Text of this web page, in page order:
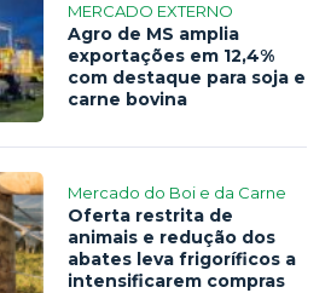
MERCADO EXTERNO
Agro de MS amplia
exportações em 12,4%
com destaque para soja e
carne bovina
Mercado do Boi e da Carne
Oferta restrita de
animais e redução dos
abates leva frigoríficos a
intensificarem compras